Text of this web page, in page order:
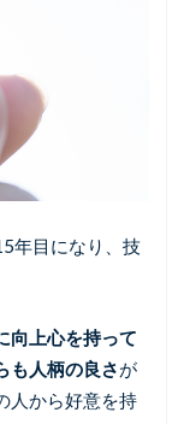
年目になり、技
向上心を持って
も人柄の良さが
人から好意を持